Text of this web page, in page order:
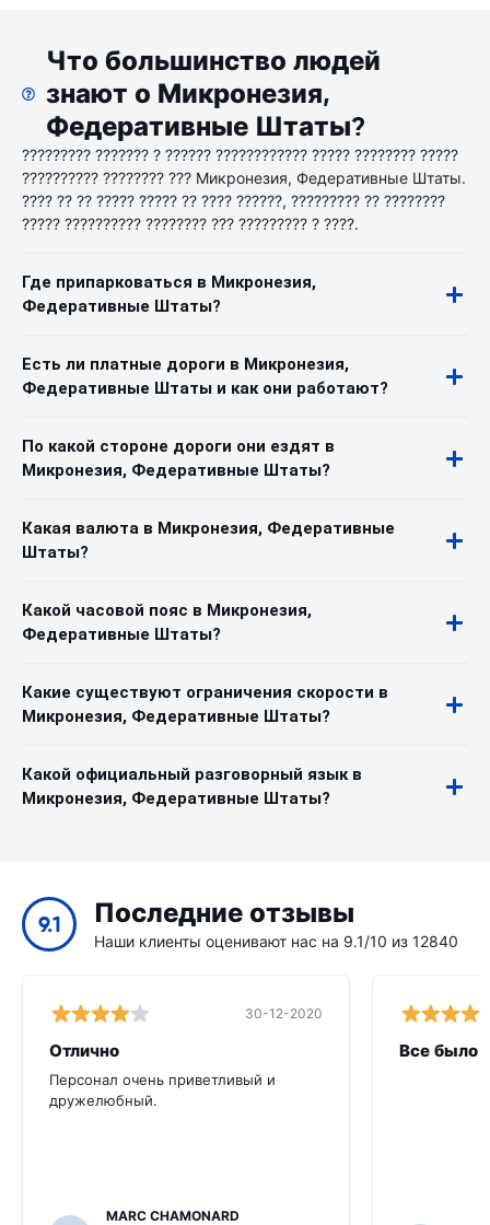
Что большинство людей
знают о Микронезия,
Федеративные Штаты?
????????? ??????? ? ?????? ???????????? ????? ???????? ?????
?????????? ???????? ??? Микронезия, Федеративные Штаты.
???? ?? ?? ????? ????? ?? ???? ??????, ????????? ?? ????????
????? ?????????? ???????? ??? ????????? ? ????.
Где припарковаться в Микронезия,
Федеративные Штаты?
Есть ли платные дороги в Микронезия,
Федеративные Штаты и как они работают?
По какой стороне дороги они ездят в
Микронезия, Федеративные Штаты?
Какая валюта в Микронезия, Федеративные
Штаты?
Какой часовой пояс в Микронезия,
Федеративные Штаты?
Какие существуют ограничения скорости в
Микронезия, Федеративные Штаты?
Какой официальный разговорный язык в
Микронезия, Федеративные Штаты?
9.1 Последние отзывы
Наши клиенты оценивают нас на 9.1/10 из 12840
30-12-2020
Отлично
Персонал очень приветливый и
дружелюбный.
MARC CHAMONARD
Все было